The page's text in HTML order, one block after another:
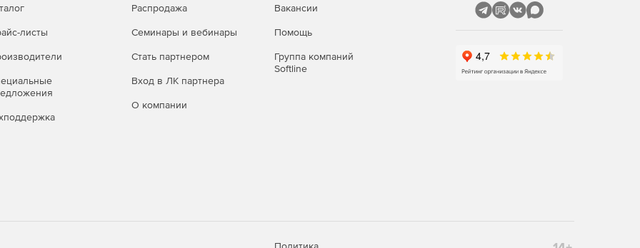
листы
Распродажа
Семинары и вебинары
Стать партнером
Вход в ЛК партнера
О компании
Вакансии
Помощь
Группа компаний
Softline